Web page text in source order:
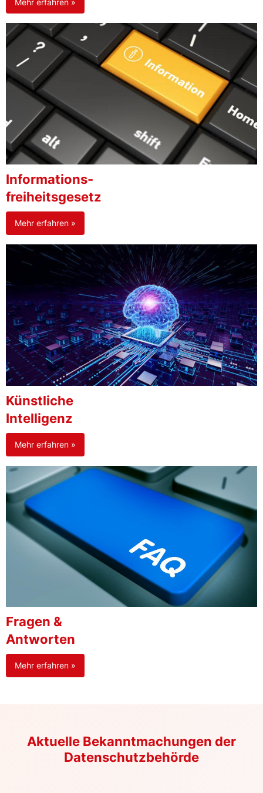
Informations-
freiheitsgesetz
Mehr erfahren »
Künstliche
Intelligenz
Mehr erfahren »
Fragen &
Antworten
Mehr erfahren »
Aktuelle Bekanntmachungen der
Datenschutzbehörde